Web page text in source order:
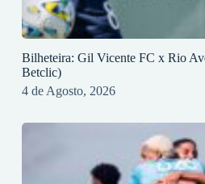
Bilheteira: Gil Vicente FC x Rio
Betclic)
4 de Agosto, 2026